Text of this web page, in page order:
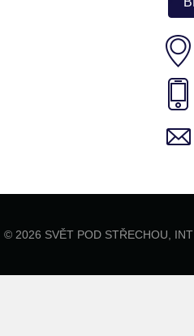
© 2026 SVĚT POD STŘECHOU,